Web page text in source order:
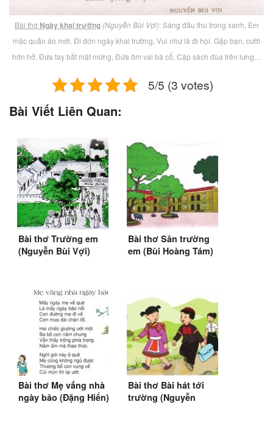
Bài thơ Ngày khai trường (Nguyễn Bùi Vợi): Sáng đầu thu trong xanh, Em
mặc quần áo mới, Đi đón ngày khai trường, Vui như là đi hội. Gặp bạn, cười
hớn hở, Đứa tay bắt mặt mừng, Đứa ôm vai bá cổ, Cặp sách đùa trên lưng…
5/5 (3 votes)
Bài Viết Liên Quan:
Bài thơ Trường em
(Nguyễn Bùi Vợi)
Bài thơ Sân trường
em (Bùi Hoàng Tám)
Bài thơ Mẹ vắng nhà
ngày bão (Đặng Hiển)
Bài thơ Bài hát tới
trường (Nguyễn